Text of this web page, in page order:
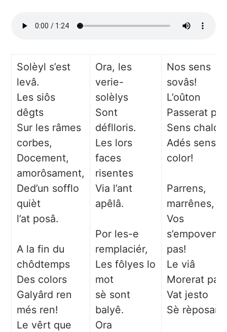
Solèyl s’est
levâ.
Les siôs
dêgts
Sur les râmes
corbes,
Docement,
amorôsament,
Ded’un sofflo
quièt
l’at posâ.
A la fin du
chôdtemps
Des colors
Galyârd ren
més ren!
Le vêrt que
Ora, les
verie-
solèlys
Sont
déflloris.
Les lors
faces
risentes
Via l’ant
apêlâ.
Por les-e
remplaciér,
Les fôlyes lo
mot
sè sont
balyê.
Ora
Nos sens
sovâs!
L’oûton
Passerat pas
Sens chalor,
Adés sens
color!
Parrens,
marrênes,
Vos
pas!
Le viâ
Morerat pas.
Vat jesto
Sè rèposar!